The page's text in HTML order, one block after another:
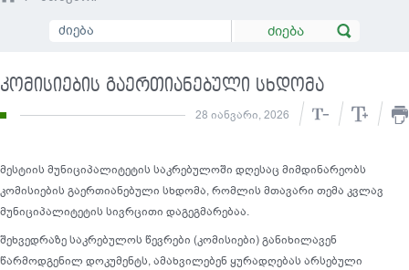
ᲙᲝᲜᲢᲐᲥᲢᲘ
კომისიების გაერთიანებული სხდომა
28 იანვარი, 2026
მესტიის მუნიციპალიტეტის საკრებულოში დღესაც მიმდინარეობს
კომისიების გაერთიანებული სხდომა, რომლის მთავარი თემა კვლავ
მუნიციპალიტეტის სივრცითი დაგეგმარებაა.
შეხვედრაზე საკრებულოს წევრები (კომისიები) განიხილავენ
წარმოდგენილ დოკუმენტს, ამახვილებენ ყურადღებას არსებული